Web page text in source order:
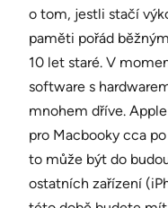
o tom, jestli stačí
paměti pořád
10 let staré. V
software s
mnohem dříve.
pro Macbooky cca
to může být do
ostatních zařízení